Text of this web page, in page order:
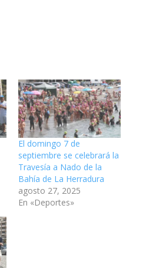
El domingo 7 de
septiembre se celebrará la
Travesía a Nado de la
Bahía de La Herradura
agosto 27, 2025
En «Deportes»